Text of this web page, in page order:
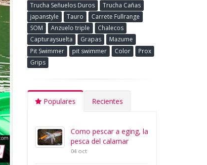
Trucha Señuelos Duros
Trucha Cañas
japanstyle
Tauro
Carrete Fullrange
SOM
Anzuelo triple
Chalecos
Capturaysuelta
Grapas
Mazume
Pit Swimmer
pit swimmer Color
Prox
Grips
Populares Recientes
Como pescar a eging, la
pesca del calamar
04 oct